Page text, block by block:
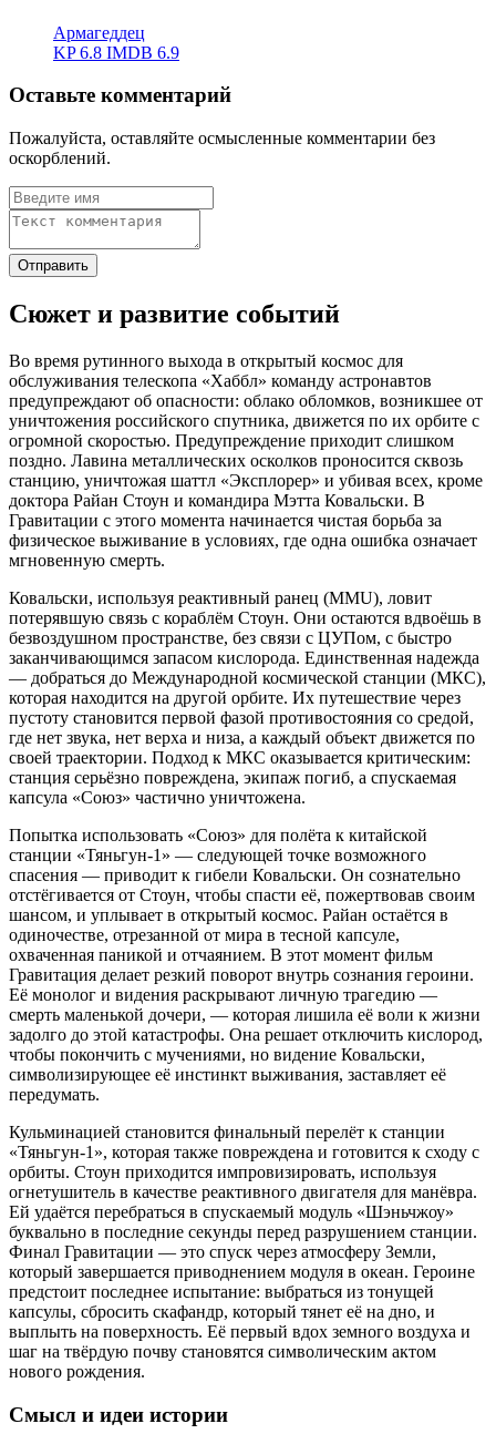
Армагеддец
KP6.8 IMDB 6.9
Оставьте комментарий
Пожалуйста, оставляйте осмысленные комментарии без
оскорблений.
Сюжет и развитие событий
Во время рутинного выхода в открытый космос для
обслуживания телескопа «Хаббл» команду астронавтов
предупреждают об опасности: облако обломков, возникшее от
уничтожения российского спутника, движется по их орбите с
огромной скоростью. Предупреждение приходит слишком
поздно. Лавина металлических осколков проносится сквозь
станцию, уничтожая шаттл «Эксплорер» и убивая всех, кроме
доктора Райан Стоун и командира Мэтта Ковальски. В
Гравитации с этого момента начинается чистая борьба за
физическое выживание в условиях, где одна ошибка означает
мгновенную смерть.
Ковальски, используя реактивный ранец (MMU), ловит
потерявшую связь с кораблём Стоун. Они остаются вдвоёшь в
безвоздушном пространстве, без связи с ЦУПом, с быстро
заканчивающимся запасом кислорода. Единственная надежда
— добраться до Международной космической станции (МКС),
которая находится на другой орбите. Их путешествие через
пустоту становится первой фазой противостояния со средой,
где нет звука, нет верха и низа, а каждый объект движется по
своей траектории. Подход к МКС оказывается критическим:
станция серьёзно повреждена, экипаж погиб, а спускаемая
капсула «Союз» частично уничтожена.
Попытка использовать «Союз» для полёта к китайской
станции «Тяньгун-1» — следующей точке возможного
спасения — приводит к гибели Ковальски. Он сознательно
отстёгивается от Стоун, чтобы спасти её, пожертвовав своим
шансом, и уплывает в открытый космос. Райан остаётся в
одиночестве, отрезанной от мира в тесной капсуле,
охваченная паникой и отчаянием. В этот момент фильм
Гравитация делает резкий поворот внутрь сознания героини.
Её монолог и видения раскрывают личную трагедию —
смерть маленькой дочери, — которая лишила её воли к жизни
задолго до этой катастрофы. Она решает отключить кислород,
чтобы покончить с мучениями, но видение Ковальски,
символизирующее её инстинкт выживания, заставляет её
передумать.
Кульминацией становится финальный перелёт к станции
«Тяньгун-1», которая также повреждена и готовится к сходу с
орбиты. Стоун приходится импровизировать, используя
огнетушитель в качестве реактивного двигателя для манёвра.
Ей удаётся перебраться в спускаемый модуль «Шэньчжоу»
буквально в последние секунды перед разрушением станции.
Финал Гравитации — это спуск через атмосферу Земли,
который завершается приводнением модуля в океан. Героине
предстоит последнее испытание: выбраться из тонущей
капсулы, сбросить скафандр, который тянет её на дно, и
выплыть на поверхность. Её первый вдох земного воздуха и
шаг на твёрдую почву становятся символическим актом
нового рождения.
Смысл и идеи истории